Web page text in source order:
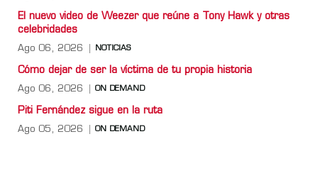
El nuevo video de Weezer que reúne a Tony Hawk y otras
celebridades
Ago 06, 2026 NOTICIAS
Cómo dejar de ser la víctima de tu propia historia
Ago 06, 2026 ON DEMAND
Piti Fernández sigue en la ruta
Ago 05, 2026 ON DEMAND